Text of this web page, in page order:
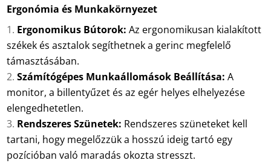
Ergonómia és Munkakörnyezet
Ergonomikus Bútorok: Az ergonomikusan kialakított
székek és asztalok segíthetnek a gerinc megfelelő
támasztásában.
Számítógépes Munkaállomások Beállítása: A
monitor, a billentyűzet és az egér helyes elhelyezése
elengedhetetlen.
Rendszeres Szünetek: Rendszeres szüneteket kell
tartani, hogy megelőzzük a hosszú ideig tartó egy
pozícióban való maradás okozta stresszt.